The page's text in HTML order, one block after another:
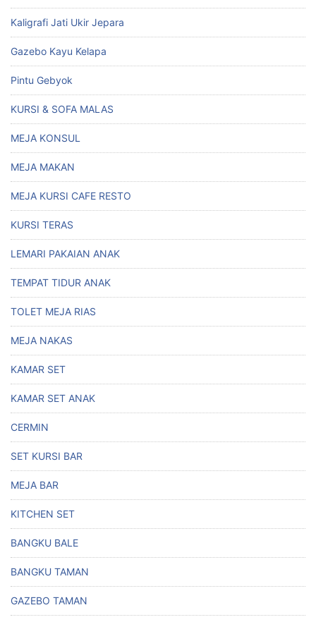
Kaligrafi Jati Ukir Jepara
Gazebo Kayu Kelapa
Pintu Gebyok
KURSI & SOFA MALAS
MEJA KONSUL
MEJA MAKAN
MEJA KURSI CAFE RESTO
KURSI TERAS
LEMARI PAKAIAN ANAK
TEMPAT TIDUR ANAK
TOLET MEJA RIAS
MEJA NAKAS
KAMAR SET
KAMAR SET ANAK
CERMIN
SET KURSI BAR
MEJA BAR
KITCHEN SET
BANGKU BALE
BANGKU TAMAN
GAZEBO TAMAN